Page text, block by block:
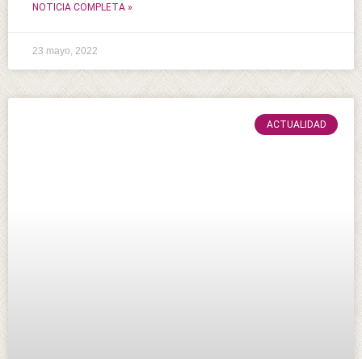
NOTICIA COMPLETA »
23 mayo, 2022
ACTUALIDAD